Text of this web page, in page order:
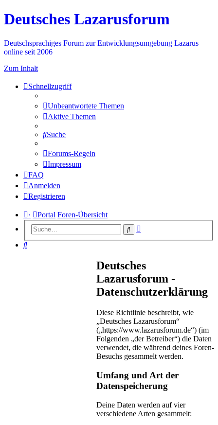
Deutsches Lazarusforum
Deutschsprachiges Forum zur Entwicklungsumgebung Lazarus
online seit 2006
Zum Inhalt
Schnellzugriff
Unbeantwortete Themen
Aktive Themen
Suche
Forums-Regeln
Impressum
FAQ
Anmelden
Registrieren
· Portal Foren-Übersicht
Suche
Suche
Deutsches
Lazarusforum -
Datenschutzerklärung
Diese Richtlinie beschreibt, wie
„Deutsches Lazarusforum“
(„https://www.lazarusforum.de“) (im
Folgenden „der Betreiber“) die Daten
verwendet, die während deines Foren-
Besuchs gesammelt werden.
Umfang und Art der
Datenspeicherung
Deine Daten werden auf vier
verschiedene Arten gesammelt: